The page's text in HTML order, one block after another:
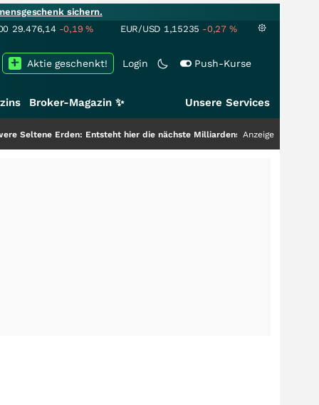
sichern.
29.476,14 -0,19% EUR/USD 1,15235 -0,27 %
Login Push-Kurse
Aktie geschenkt!
Broker-Magazin ✨ Unsere Services
Entsteht hier die nächste Milliardenstory? +++ Anzeige